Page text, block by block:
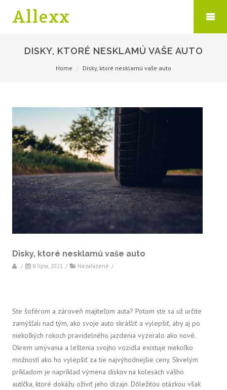
Allexx
DISKY, KTORÉ NESKLAMÚ VAŠE AUTO
Home Disky, ktoré nesklamú vaše auto
Disky, ktoré nesklamú vaše auto
/ 8 října, 2021 / Nezařazené /
Ste šoférom a zároveň majiteľom auta? Potom ste sa už určite
zamýšľali nad tým, ako svoje auto skrášliť a vylepšiť, aby aj po
niekoľkých rokoch pravidelného jazdenia vyzeralo ako nové.
Okrem umývania a leštenia svojho vozidla existuje niekoľko
možností ako ho vylepšiť za tie najvýhodnejšie ceny. Skvelým
príkladom je napríklad výmena diskov na kolesách vášho
autíčka, ktoré dokážu oživiť jeho dizajn. Dôležitou otázkou však